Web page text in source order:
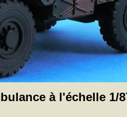
à l'échelle 1/